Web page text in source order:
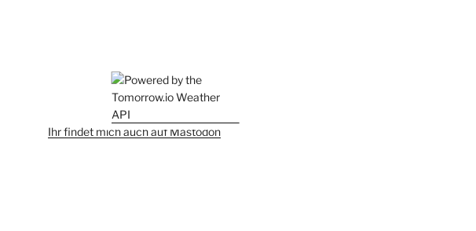
Ihr findet mich auch auf Mastodon